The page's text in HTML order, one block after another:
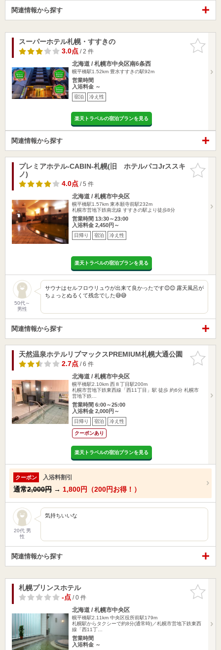
関連情報から探す
お気に入
りに追加
スーパーホテル札幌・すすきの
3.0点/ 2 件
北海道 / 札幌市中央区南6条西
幌平橋駅1.52km 豊水すすきの駅92m
営業時間
入浴料金 ～
宿泊 冷え性
楽天トラベルの宿泊プランを見る
関連情報から探す
お気に入
りに追加
プレミアホテル-CABIN-札幌(旧 ホテルパコJrススキ
ノ)
4.0点/ 5 件
北海道 / 札幌市中央区
幌平橋駅1.57km 東本願寺前駅232m
札幌市営地下鉄南北線 すすきの駅より徒歩8分
営業時間 13:30～23:00
入浴料金 2,450円～
日帰り 宿泊 冷え性
楽天トラベルの宿泊プランを見る
50代～
男性
サウナはセルフロウリュウが出来て良かったです😊😊 露天風呂が
ちょっとぬるくて残念でした😅😅
関連情報から探す
お気に入
りに追加
天然温泉ホテルリブマックスPREMIUM札幌大通公園
2.7点/ 6 件
北海道 / 札幌市中央区
幌平橋駅2.10km 西８丁目駅200m
札幌市営地下鉄東西線「西11丁目」駅 徒歩 約6分 札幌市
営地下鉄…
営業時間 6:00～25:00
入浴料金 2,000円～
日帰り 宿泊 冷え性
クーポンあり
楽天トラベルの宿泊プランを見る
クーポン 入浴料割引
通常2,000円 → 1,800円（200円お得！）
20代 男
性
気持ちいいな
関連情報から探す
お気に入
りに追加
札幌プリンスホテル
-点/ 0 件
北海道 / 札幌市中央区
幌平橋駅2.11km 中央区役所前駅179m
札幌駅からタクシーで約8分(通常時)／札幌市営地下鉄東西
線「西11丁…
営業時間
入浴料金 ～